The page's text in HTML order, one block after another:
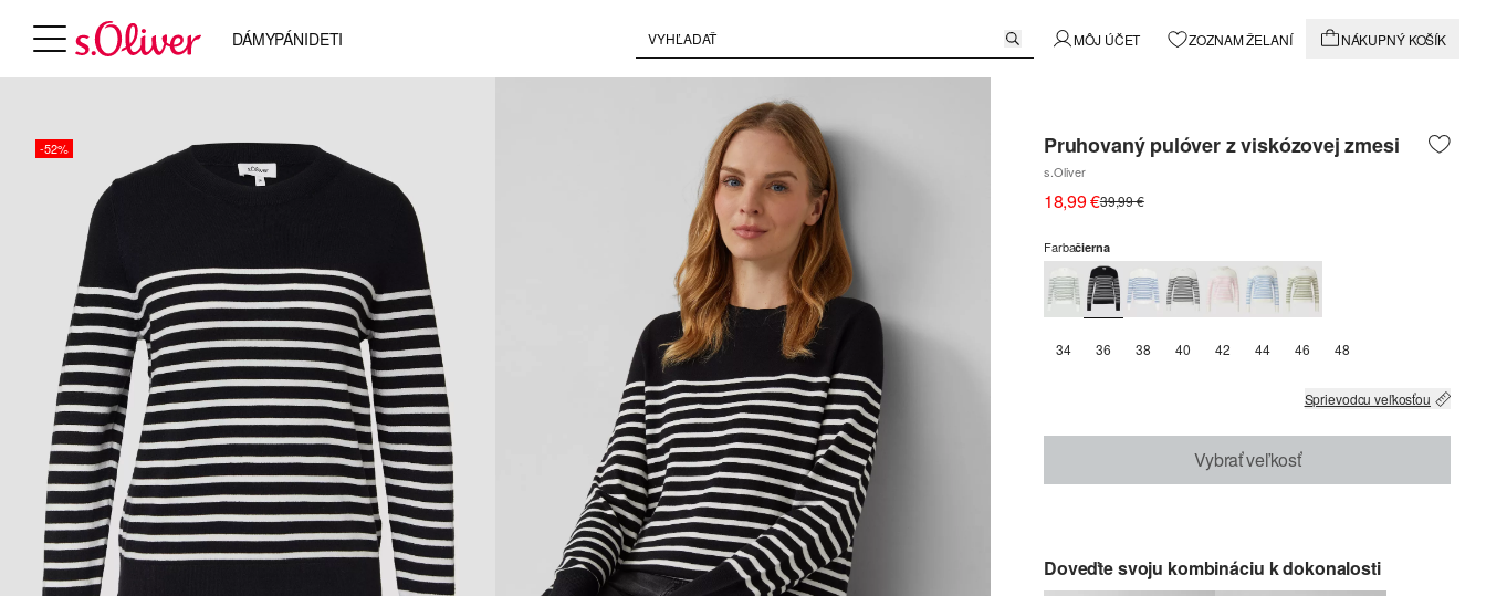
DÁMYPÁNIDETI MÔJ ÚČET ZOZNAM ŽELANÍ NÁKUPNÝ KOŠÍK
-52% Pruhovaný pulóver z viskózovej zmesi
s.Oliver
18,99 €39,99 €
Farbačierna
34 36 38 40 42 44 46 48
Sprievodcu veľkosťou
Vybrať veľkosť
Doveďte svoju kombináciu k dokonalosti